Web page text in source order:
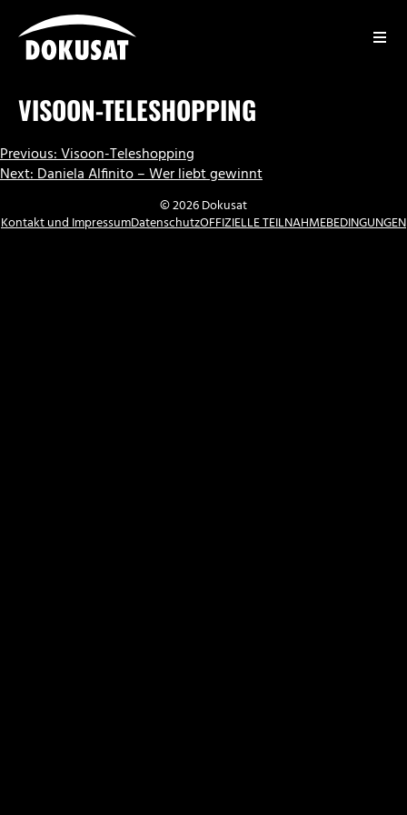
Inhalt
springen
VISOON-TELESHOPPING
BEITRAGSNAVIGATION
Previous:Visoon-Teleshopping
Next:Daniela Alfinito – Wer liebt gewinnt
© 2026 Dokusat
Kontakt und ImpressumDatenschutzOFFIZIELLE TEILNAHMEBEDINGUNGEN